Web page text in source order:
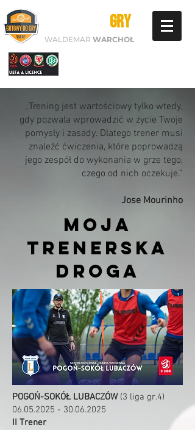
GRY
WALDEMAR WARCHOŁ
„Trening jest wartościowy tylko wtedy,
gdy pozwala wprowadzić w życie Twoje
pomysły i zasady. Dlatego trener musi
znaleźć ćwiczenia, które poprowadzą
jego zespół do wykonania w grze tego,
czego od nich oczekuje.”
Jose Mourinho
moja
trenerska
droga
POGOŃ-SOKÓŁ LUBACZÓW (3 liga gr.4)
06.05.2025 - 30.06.2025
II Trener